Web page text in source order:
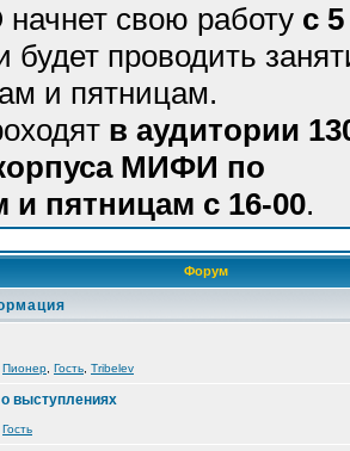
свою работу с 5
будет проводить
и пятницам.
в аудитории
МИФИ по
и пятницам с 16-00.
Форум
Пионер Гость Tribelev
выступлениях
Гость